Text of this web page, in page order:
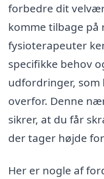
forbedre dit
komme tilbage på
fysioterapeuter
specifikke behov
udfordringer,
overfor. Denne
sikrer, at du får
der tager højde
Her er nogle af